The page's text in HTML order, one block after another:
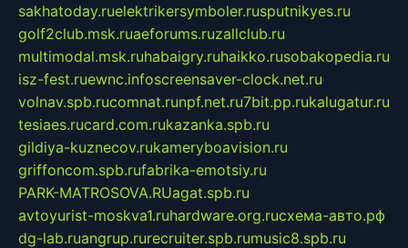
sakhatoday.ruelektrikersymboler.rusputnikyes.ru
golf2club.msk.ruaeforums.ruzallclub.ru
multimodal.msk.ruhabaigry.ruhaikko.rusobakopedia.ru
isz-fest.ruewnc.infoscreensaver-clock.net.ru
volnav.spb.rucomnat.runpf.net.ru7bit.pp.rukalugatur.ru
tesiaes.rucard.com.rukazanka.spb.ru
gildiya-kuznecov.rukameryboavision.ru
griffoncom.spb.rufabrika-emotsiy.ru
PARK-MATROSOVA.RUagat.spb.ru
avtoyurist-moskva1.ruhardware.org.ruсхема-авто.рф
dg-lab.ruangrup.rurecruiter.spb.rumusic8.spb.ru